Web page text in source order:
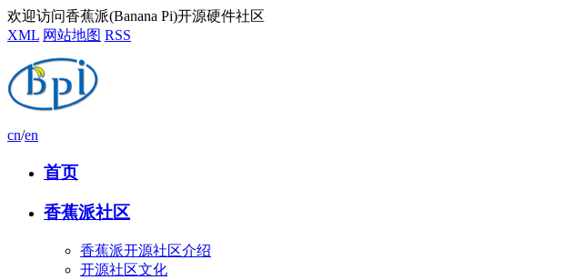
欢迎访问香蕉派(Banana Pi)开源硬件社区
XML 网站地图 RSS
cn/en
首页
香蕉派社区
香蕉派开源社区介绍
开源社区文化